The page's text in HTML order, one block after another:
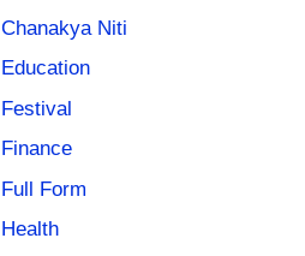
Chanakya Niti
Education
Festival
Finance
Full Form
Health